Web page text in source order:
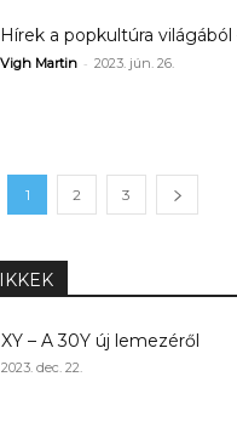
Hírek a popkultúra világából
Vigh Martin - 2023. jún. 26.
1 2 3
XY – A 30Y új lemezéről
2023. dec. 22.